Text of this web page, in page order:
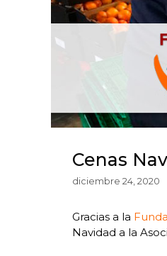
Cenas
diciembre 24, 2020
Gracias a la
Navidad a la